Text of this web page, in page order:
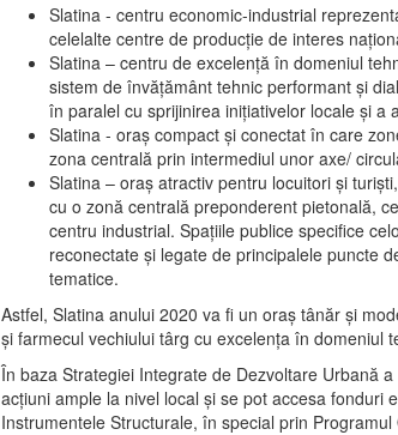
Slatina - centru economic-industrial
celelalte centre de producţie de interes
Slatina – centru de excelenţă în domeniul
sistem de învăţământ tehnic performant şi
în paralel cu sprijinirea iniţiativelor locale şi a
Slatina - oraş compact şi conectat în care
zona centrală prin intermediul unor axe/
Slatina – oraş atractiv pentru locuitori şi
cu o zonă centrală preponderent pietonală,
centru industrial. Spaţiile publice specifice
reconectate şi legate de principalele puncte
tematice.
Astfel, Slatina anului 2020 va fi un oraş tânăr şi
şi farmecul vechiului târg cu excelenţa în domeniul
În baza Strategiei Integrate de Dezvoltare Urbană
acţiuni ample la nivel local şi se pot accesa fonduri
Instrumentele Structurale, în special prin